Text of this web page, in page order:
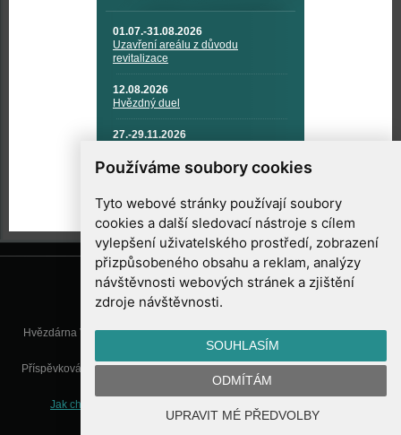
Používáme soubory cookies
Tyto webové stránky používají soubory
cookies a další sledovací nástroje s cílem
vylepšení uživatelského prostředí, zobrazení
přizpůsobeného obsahu a reklam, analýzy
návštěvnosti webových stránek a zjištění
zdroje návštěvnosti.
SOUHLASÍM
ODMÍTÁM
UPRAVIT MÉ PŘEDVOLBY
01.07.-31.08.2026
Uzavření areálu z důvodu
revitalizace
12.08.2026
Hvězdný duel
27.-29.11.2026
TECHNIKA A KOSMICKÉ
TECHNOLOGIE
Hvězdárna Valašské Meziříčí, příspěvková organizace, Vsetínská 78, 757
01 Valašské Meziříčí
Příspěvková organizace Zlínského kraje. Telefon:571 611 928, Mobil:777
info@astrovm.cz
Jak chráníme Vaše osobní údaje
WebConsult.cz